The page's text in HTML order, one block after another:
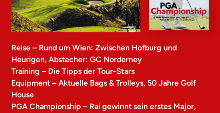
Reise – Rund um Wien: Zwischen Hofburg und
Heurigen, Abstecher: GC Norderney
Training – Die Tipps der Tour-Stars
Equipment – Aktuelle Bags & Trolleys, 50 Jahre Golf
House
PGA Championship – Rai gewinnt sein erstes Major,